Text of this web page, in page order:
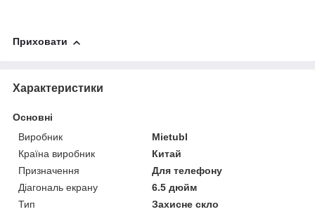
Приховати
Характеристики
Основні
Виробник
Mietubl
Країна виробник
Китай
Призначення
Для телефону
Діагональ екрану
6.5 дюйм
Тип
Захисне скло